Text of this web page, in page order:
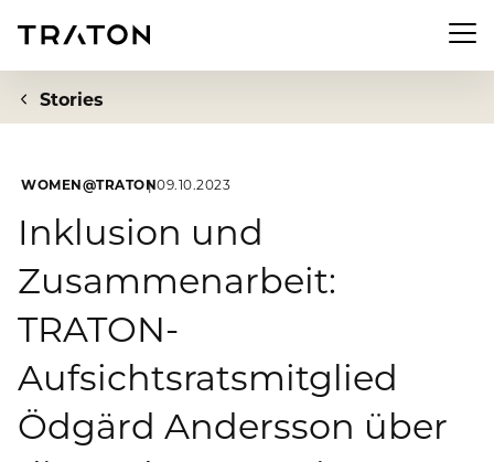
Zur Übersichtsseite: Unternehmen
Über uns
Strategie
Vorstand
Investor Relations
Zur Übersichtsseite: Investor Relations
Aktie
Finanzkennzahlen
Zur Übersichtsseite: Newsroom
Nachhaltigkeit
Stories
WOMEN@TRATON09.10.2023
Inklusion und
Zusammenarbeit:
TRATON-
Aufsichtsratsmitglied
Ödgärd Andersson über